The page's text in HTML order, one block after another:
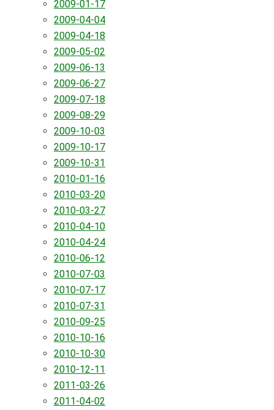
2009-01-17
2009-04-04
2009-04-18
2009-05-02
2009-06-13
2009-06-27
2009-07-18
2009-08-29
2009-10-03
2009-10-17
2009-10-31
2010-01-16
2010-03-20
2010-03-27
2010-04-10
2010-04-24
2010-06-12
2010-07-03
2010-07-17
2010-07-31
2010-09-25
2010-10-16
2010-10-30
2010-12-11
2011-03-26
2011-04-02